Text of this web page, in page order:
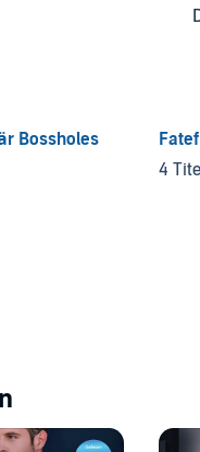
Bossholes
4